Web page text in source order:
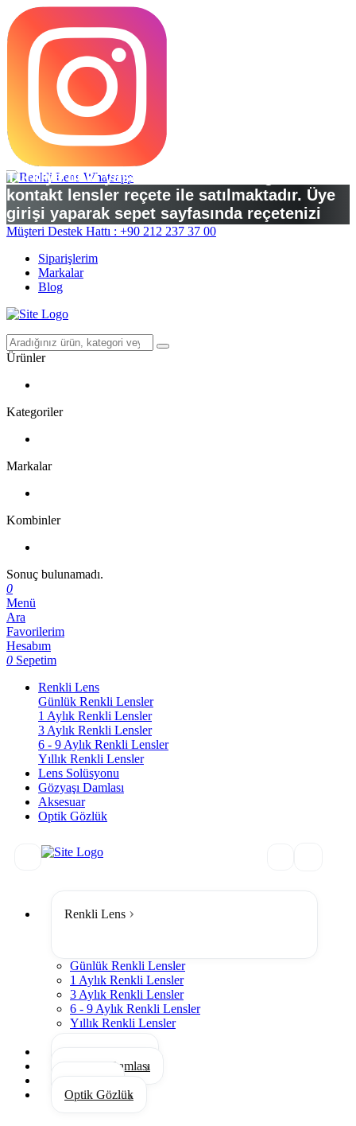
Türkiye’deki yasal düzenlemelere göre
kontakt lensler reçete ile satılmaktadır. Üye
girişi yaparak sepet sayfasında reçetenizi
yükleyebilirsiniz.
Müşteri Destek Hattı : +90 212 237 37 00
Siparişlerim
Markalar
Blog
Ürünler
Kategoriler
Markalar
Kombinler
Sonuç bulunamadı.
0
Menü
Ara
Favorilerim
Hesabım
0 Sepetim
Renkli Lens
Günlük Renkli Lensler
1 Aylık Renkli Lensler
3 Aylık Renkli Lensler
6 - 9 Aylık Renkli Lensler
Yıllık Renkli Lensler
Lens Solüsyonu
Gözyaşı Damlası
Aksesuar
Optik Gözlük
Renkli Lens
Günlük Renkli Lensler
1 Aylık Renkli Lensler
3 Aylık Renkli Lensler
6 - 9 Aylık Renkli Lensler
Yıllık Renkli Lensler
Gözyaşı Damlası
Optik Gözlük